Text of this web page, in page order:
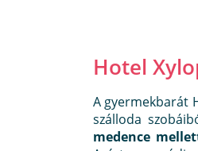
Hotel
A gyermekbarát
szálloda
medence